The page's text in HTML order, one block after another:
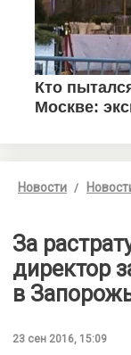
Новости
За
директор
в
23 сен 2016, 15:09